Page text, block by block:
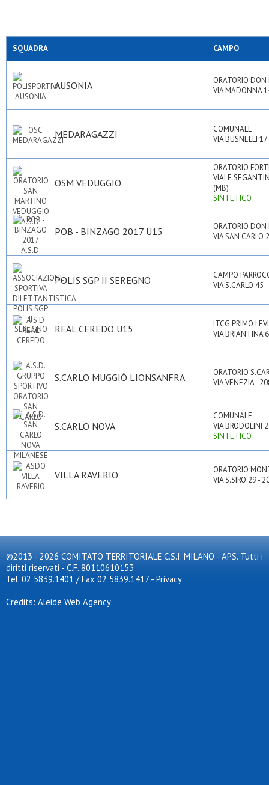
SQUADRA CAMPO
AUSONIA
ORATORIO DON
VIA MADONNA
MEDARAGAZZI
COMUNALE
VIA BUSNELLI
OSM VEDUGGIO
ORATORIO
VIALE
(MB)
SINTETICO
POB - BINZAGO 2017 U15
ORATORIO DON
VIA SAN CARLO
POLIS SGP II SEREGNO
CAMPO
VIA S.CARLO 45
REAL CEREDO U15
ITCG PRIMO LEVI
VIA BRIANTINA
S.CARLO MUGGIÒ LIONSANFRA
ORATORIO
VIA VENEZIA -
S.CARLO NOVA
COMUNALE
VIA BRODOLINI
SINTETICO
VILLA RAVERIO
ORATORIO
VIA S.SIRO 29 -
©2013 - 2026 COMITATO TERRITORIALE C.S.I. MILANO - APS. Tutti i
diritti riservati - C.F. 80110610153
Tel. 02 5839.1401 / Fax 02 5839.1417 - Privacy
Credits: Aleide Web Agency